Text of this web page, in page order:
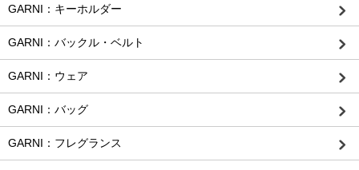
GARNI：キーホルダー
GARNI：バックル・ベルト
GARNI：ウェア
GARNI：バッグ
GARNI：フレグランス